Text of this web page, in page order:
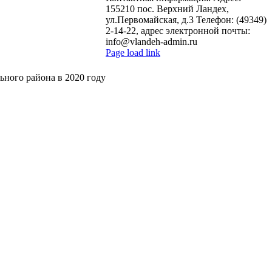
района в 2020 году
155210 пос. Верхний Ландех,
ул.Первомайская, д.3 Телефон: (49349)
2-14-22, адрес электронной почты:
info@vlandeh-admin.ru
Page load link
to